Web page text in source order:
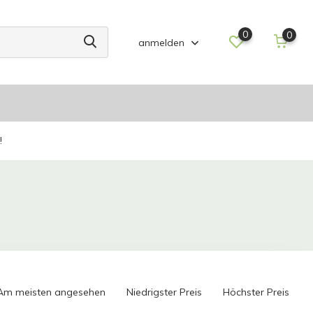
anmelden
0 0
meisten angesehen Niedrigster Preis Höchster Preis